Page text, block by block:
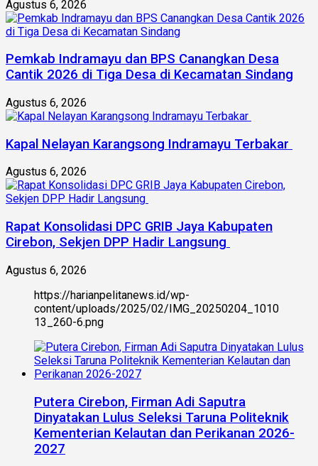
Agustus 6, 2026
Pemkab Indramayu dan BPS Canangkan Desa
Cantik 2026 di Tiga Desa di Kecamatan Sindang
Agustus 6, 2026
Kapal Nelayan Karangsong Indramayu Terbakar
Agustus 6, 2026
Rapat Konsolidasi DPC GRIB Jaya Kabupaten
Cirebon, Sekjen DPP Hadir Langsung
Agustus 6, 2026
https://harianpelitanews.id/wp-
content/uploads/2025/02/IMG_20250204_1010
13_260-6.png
Putera Cirebon, Firman Adi Saputra
Dinyatakan Lulus Seleksi Taruna Politeknik
Kementerian Kelautan dan Perikanan 2026-
2027